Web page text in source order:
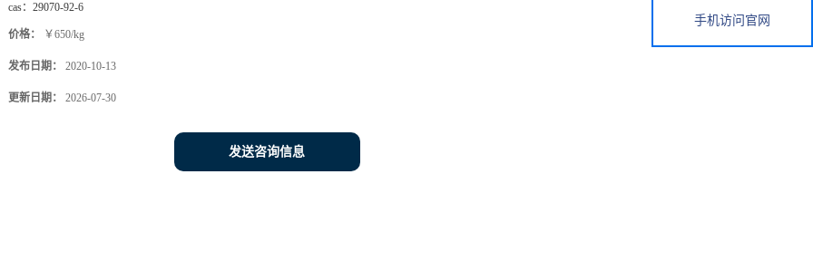
cas： 29070-92-6
价格： ￥650/kg
发布日期： 2020-10-13
更新日期： 2026-07-30
发送咨询信息
手机访问官网